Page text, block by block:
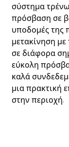
σύστημα
πρόσβαση σε
υποδομές της
μετακίνηση
σε διάφορα
εύκολη
καλά
μια πρακτική
στην περιοχή.